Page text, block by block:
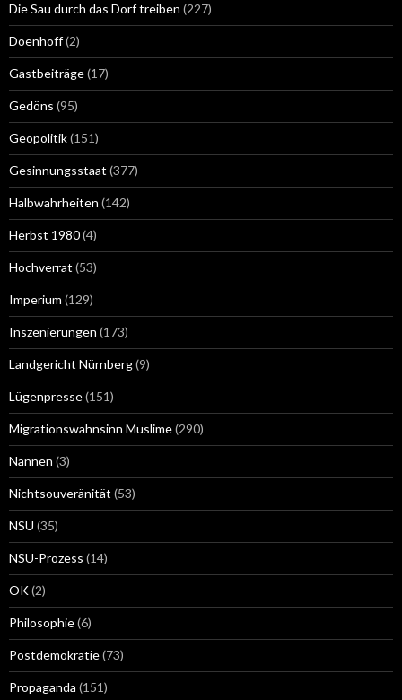
Die Sau durch das Dorf treiben (227)
Doenhoff(2)
Gastbeiträge(17)
Gedöns (95)
Geopolitik(151)
Gesinnungsstaat (377)
Halbwahrheiten (142)
Herbst 1980(4)
Hochverrat (53)
Imperium (129)
Inszenierungen (173)
Landgericht Nürnberg(9)
Lügenpresse(151)
Migrationswahnsinn Muslime(290)
Nannen (3)
Nichtsouveränität (53)
NSU (35)
NSU-Prozess (14)
OK(2)
Philosophie(6)
Postdemokratie(73)
Propaganda (151)